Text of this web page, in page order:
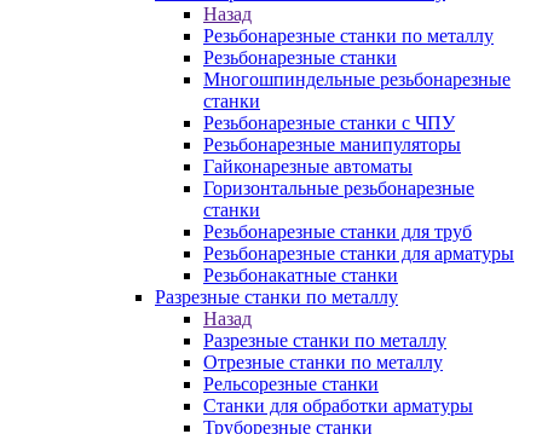
Назад
Резьбонарезные станки по металлу
Резьбонарезные станки
Многошпиндельные резьбонарезные
станки
Резьбонарезные станки с ЧПУ
Резьбонарезные манипуляторы
Гайконарезные автоматы
Горизонтальные резьбонарезные
станки
Резьбонарезные станки для труб
Резьбонарезные станки для арматуры
Резьбонакатные станки
Разрезные станки по металлу
Назад
Разрезные станки по металлу
Отрезные станки по металлу
Рельсорезные станки
Станки для обработки арматуры
Труборезные станки